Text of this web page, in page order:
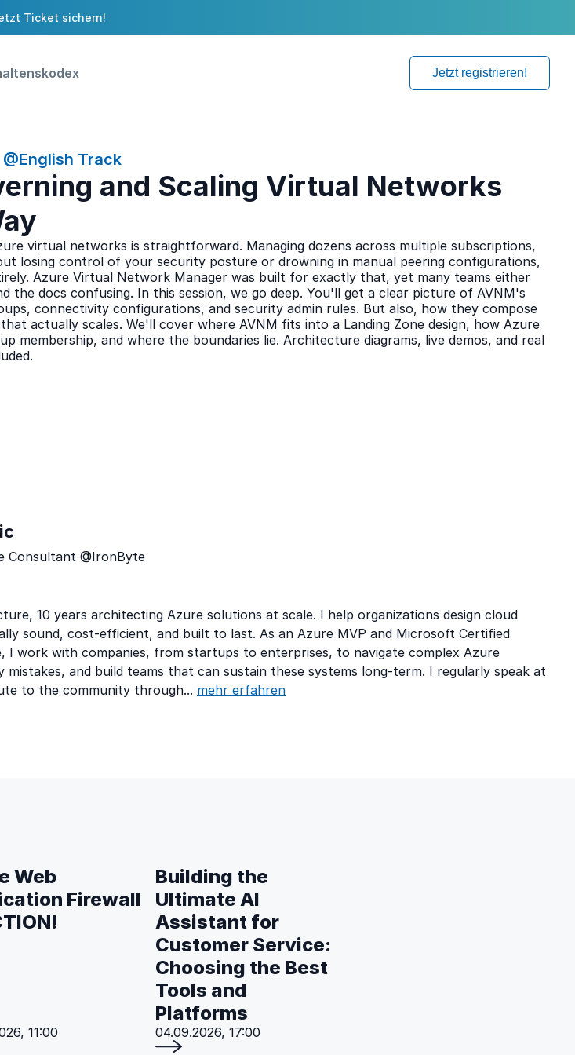
Ticket sichern!
Jetzt registrieren!
@English Track
and Scaling Virtual Networks
virtual networks is straightforward. Managing dozens across multiple subscriptions,
losing control of your security posture or drowning in manual peering configurations,
Azure Virtual Network Manager was built for exactly that, yet many teams either
the docs confusing. In this session, we go deep. You'll get a clear picture of AVNM's
connectivity configurations, and security admin rules. But also, how they compose
actually scales. We'll cover where AVNM fits into a Landing Zone design, how Azure
membership, and where the boundaries lie. Architecture diagrams, live demos, and real
Consultant @IronByte
10 years architecting Azure solutions at scale. I help organizations design cloud
sound, cost-efficient, and built to last. As an Azure MVP and Microsoft Certified
I work with companies, from startups to enterprises, to navigate complex Azure
mistakes, and build teams that can sustain these systems long-term. I regularly speak at
to the community through... mehr erfahren
Web
Firewall
11:00
Building the
Ultimate AI
Assistant for
Customer Service:
Choosing the Best
Tools and
Platforms
04.09.2026, 17:00